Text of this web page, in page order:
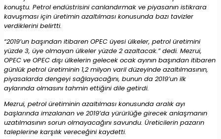
konuştu. Petrol endüstrisini canlandırmak ve piyasanın istikrara
kavuşması için üretimin azaltılması konusunda bazı tavizler
verdiklerini belirtti.
“2019’un başından itibaren OPEC üyesi ülkeler, petrol üretimini
yüzde 3, üye olmayan ülkeler yüzde 2 azaltacak.” dedi. Mezrui,
OPEC ve OPEC dışı ülkelerin gelecek ocak ayının başından itibaren
günlük petrol üretiminin 1,2 milyon varil düzeyinde azaltılmasının,
piyasalarda dengeyi sağlayacağını, bunun da 2019’un ilk
aylarında olmasını tahmin ettiğini dile getirdi.
Mezrui, petrol üretiminin azaltılması konusunda aralık ayı
başlarında imzalanan ve 2019’da yürürlüğe girecek anlaşmanın
uzatılmasının sorun olmayacağını savundu. Üreticilerin pazarın
taleplerine karşılık vereceğini kaydetti.